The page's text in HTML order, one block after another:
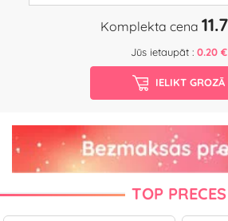
Komplekta cena
Jūs ietaupāt : 0.20 €
IELIKT GROZĀ
TOP PRECES